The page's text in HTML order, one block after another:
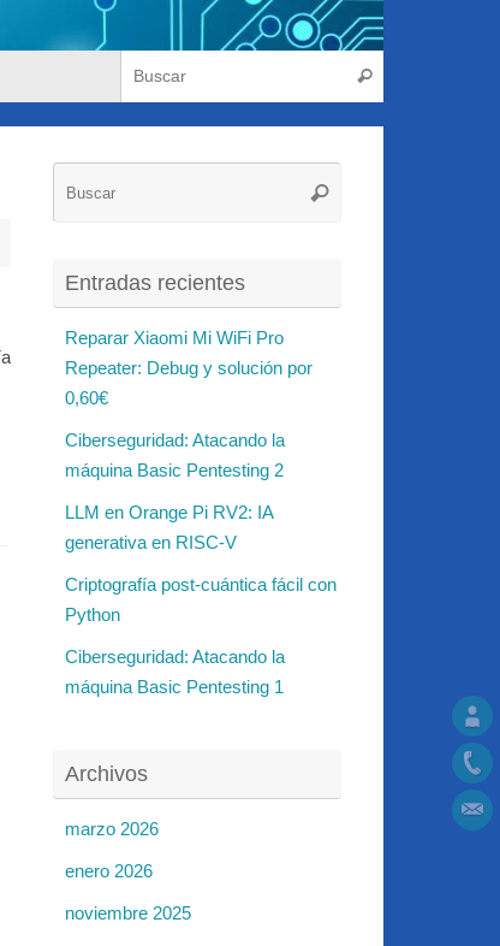
Buscar
Buscar
Entradas recientes
Reparar Xiaomi Mi WiFi Pro
Repeater: Debug y solución por
0,60€
Ciberseguridad: Atacando la
máquina Basic Pentesting 2
LLM en Orange Pi RV2: IA
generativa en RISC-V
Criptografía post-cuántica fácil con
Python
Ciberseguridad: Atacando la
máquina Basic Pentesting 1
Archivos
marzo 2026
enero 2026
noviembre 2025